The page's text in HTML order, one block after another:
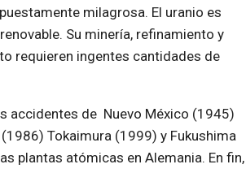
milagrosa. El uranio es
Su minería, refinamiento y
requieren ingentes cantidades de
accidentes de Nuevo México (1945)
Tokaimura (1999) y Fukushima
plantas atómicas en Alemania. En fin,